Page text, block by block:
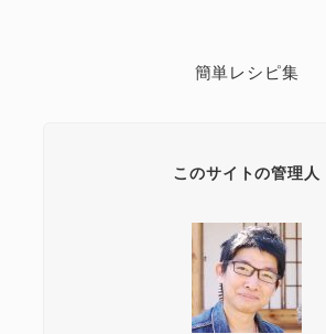
簡単レシピ集
このサイトの管理人